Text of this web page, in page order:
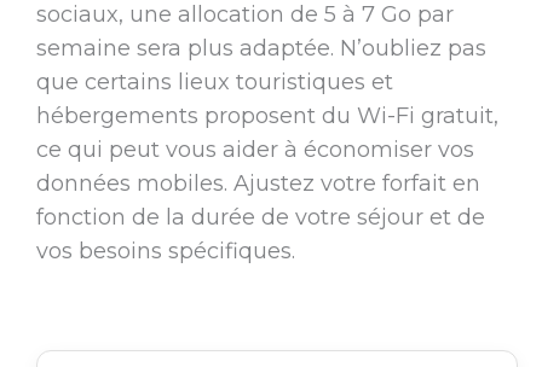
sociaux, une allocation de 5 à 7 Go par
semaine sera plus adaptée. N’oubliez pas
que certains lieux touristiques et
hébergements proposent du Wi-Fi gratuit,
ce qui peut vous aider à économiser vos
données mobiles. Ajustez votre forfait en
fonction de la durée de votre séjour et de
vos besoins spécifiques.